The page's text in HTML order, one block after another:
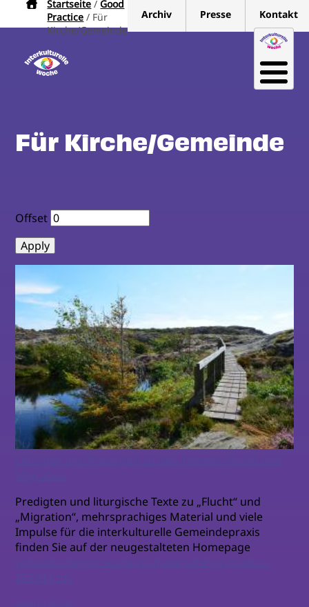
Direkt
Pfadnavigation
Startseite
Good
Practice
Für
Kirche/Gemeinde
Archiv Presse Kontakt
Für Kirche/Gemeinde
Offset
Predigten und liturgische Texte zu „Flucht“ und
„Migration“, mehrsprachiges Material und viele
Impulse für die interkulturelle Gemeindepraxis
finden Sie auf der neugestalteten Homepage